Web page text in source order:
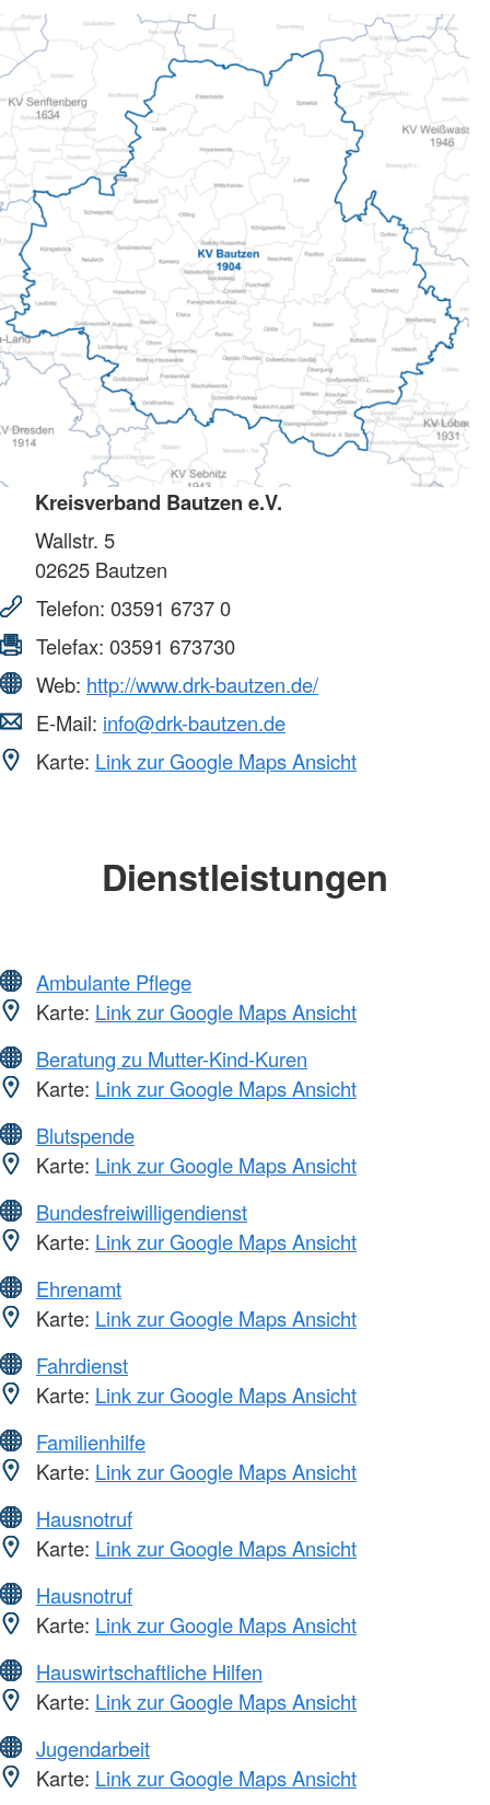
Kreisverband Bautzen e.V.
Wallstr. 5
02625 Bautzen
Telefon: 03591 6737 0
Telefax: 03591 673730
Web: http://www.drk-bautzen.de/
E-Mail: info@drk-bautzen.de
Karte: Link zur Google Maps Ansicht
Dienstleistungen
Ambulante Pflege
Karte: Link zur Google Maps Ansicht
Beratung zu Mutter-Kind-Kuren
Karte: Link zur Google Maps Ansicht
Blutspende
Karte: Link zur Google Maps Ansicht
Bundesfreiwilligendienst
Karte: Link zur Google Maps Ansicht
Ehrenamt
Karte: Link zur Google Maps Ansicht
Fahrdienst
Karte: Link zur Google Maps Ansicht
Familienhilfe
Karte: Link zur Google Maps Ansicht
Hausnotruf
Karte: Link zur Google Maps Ansicht
Hausnotruf
Karte: Link zur Google Maps Ansicht
Hauswirtschaftliche Hilfen
Karte: Link zur Google Maps Ansicht
Jugendarbeit
Karte: Link zur Google Maps Ansicht